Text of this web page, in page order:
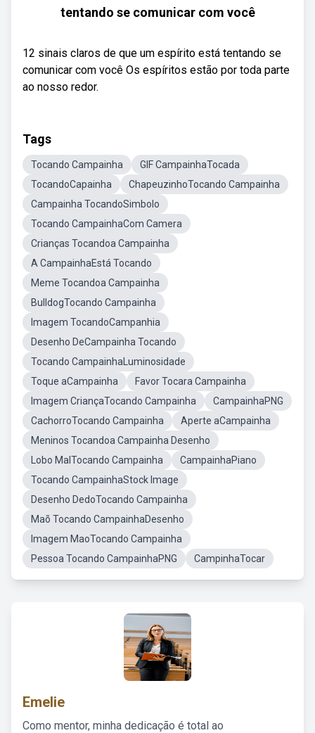
tentando se comunicar com você
12 sinais claros de que um espírito está tentando se
comunicar com você Os espíritos estão por toda parte
ao nosso redor.
Tags
Tocando Campainha
GIF CampainhaTocada
TocandoCapainha
ChapeuzinhoTocando Campainha
Campainha TocandoSimbolo
Tocando CampainhaCom Camera
Crianças Tocandoa Campainha
A CampainhaEstá Tocando
Meme Tocandoa Campainha
BulldogTocando Campainha
Imagem TocandoCampanhia
Desenho DeCampainha Tocando
Tocando CampainhaLuminosidade
Toque aCampainha
Favor Tocara Campainha
Imagem CriançaTocando Campainha
CampainhaPNG
CachorroTocando Campainha
Aperte aCampainha
Meninos Tocandoa Campainha Desenho
Lobo MalTocando Campainha
CampainhaPiano
Tocando CampainhaStock Image
Desenho DedoTocando Campainha
Maõ Tocando CampainhaDesenho
Imagem MaoTocando Campainha
Pessoa Tocando CampainhaPNG
CampinhaTocar
Emelie
Como mentor, minha dedicação é total ao